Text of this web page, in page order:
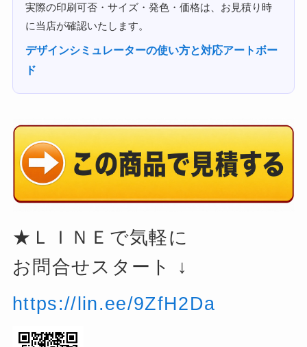
実際の印刷可否・サイズ・発色・価格は、お見積り時
に当店が確認いたします。
デザインシミュレーターの使い方と対応アートボー
ド
★ＬＩＮＥで気軽に
お問合せスタート ↓
https://lin.ee/9ZfH2Da